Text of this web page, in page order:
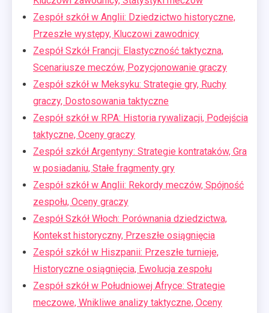
Zespół szkół w Anglii: Dziedzictwo historyczne,
Przeszłe występy, Kluczowi zawodnicy
Zespół Szkół Francji: Elastyczność taktyczna,
Scenariusze meczów, Pozycjonowanie graczy
Zespół szkół w Meksyku: Strategie gry, Ruchy
graczy, Dostosowania taktyczne
Zespół szkół w RPA: Historia rywalizacji, Podejścia
taktyczne, Oceny graczy
Zespół szkół Argentyny: Strategie kontrataków, Gra
w posiadaniu, Stałe fragmenty gry
Zespół szkół w Anglii: Rekordy meczów, Spójność
zespołu, Oceny graczy
Zespół Szkół Włoch: Porównania dziedzictwa,
Kontekst historyczny, Przeszłe osiągnięcia
Zespół szkół w Hiszpanii: Przeszłe turnieje,
Historyczne osiągnięcia, Ewolucja zespołu
Zespół szkół w Południowej Afryce: Strategie
meczowe, Wnikliwe analizy taktyczne, Oceny